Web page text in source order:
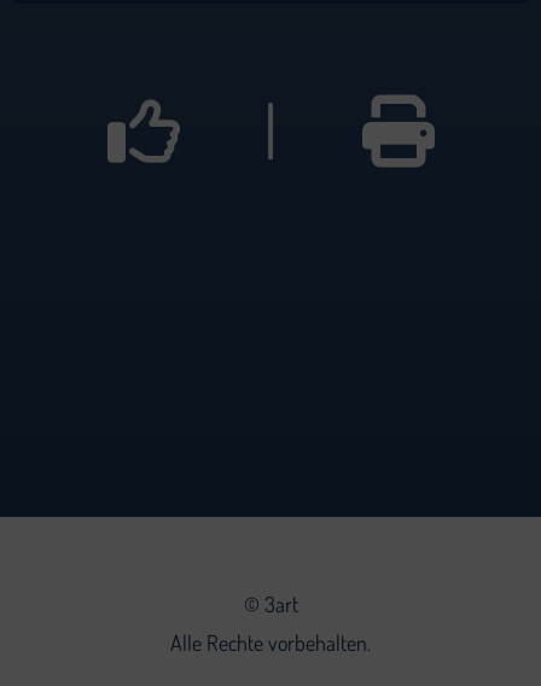
|
© 3art
Alle Rechte vorbehalten.